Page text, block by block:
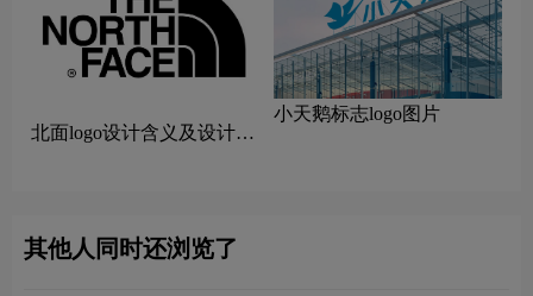
北面logo设计含义及设计理
小天鹅标志logo图片
其他人同时还浏览了